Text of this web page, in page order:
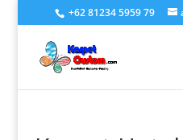
+62 81234 5959 79